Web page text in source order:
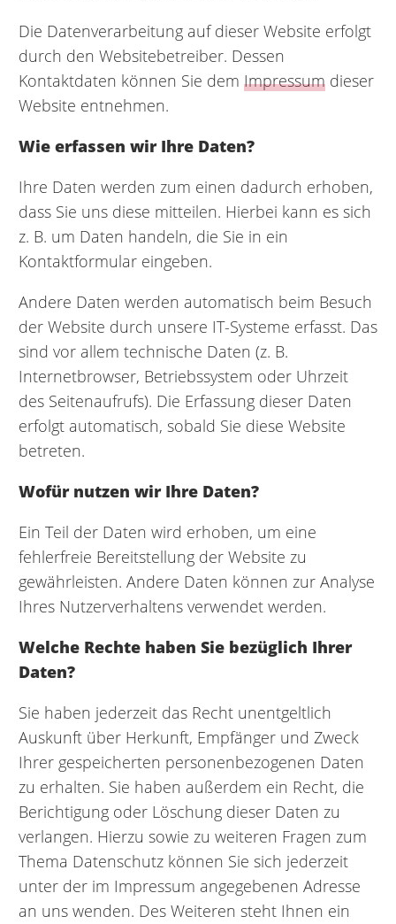
Die Datenverarbeitung auf dieser Website erfolgt
durch den Websitebetreiber. Dessen
Kontaktdaten können Sie dem Impressum dieser
Website entnehmen.
Wie erfassen wir Ihre Daten?
Ihre Daten werden zum einen dadurch erhoben,
dass Sie uns diese mitteilen. Hierbei kann es sich
z. B. um Daten handeln, die Sie in ein
Kontaktformular eingeben.
Andere Daten werden automatisch beim Besuch
der Website durch unsere IT-Systeme erfasst. Das
sind vor allem technische Daten (z. B.
Internetbrowser, Betriebssystem oder Uhrzeit
des Seitenaufrufs). Die Erfassung dieser Daten
erfolgt automatisch, sobald Sie diese Website
betreten.
Wofür nutzen wir Ihre Daten?
Ein Teil der Daten wird erhoben, um eine
fehlerfreie Bereitstellung der Website zu
gewährleisten. Andere Daten können zur Analyse
Ihres Nutzerverhaltens verwendet werden.
Welche Rechte haben Sie bezüglich Ihrer
Daten?
Sie haben jederzeit das Recht unentgeltlich
Auskunft über Herkunft, Empfänger und Zweck
Ihrer gespeicherten personenbezogenen Daten
zu erhalten. Sie haben außerdem ein Recht, die
Berichtigung oder Löschung dieser Daten zu
verlangen. Hierzu sowie zu weiteren Fragen zum
Thema Datenschutz können Sie sich jederzeit
unter der im Impressum angegebenen Adresse
an uns wenden. Des Weiteren steht Ihnen ein